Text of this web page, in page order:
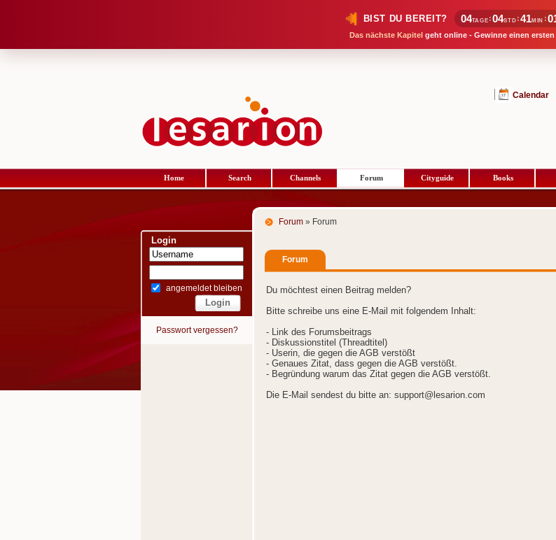
BIST DU BEREIT? 04TAGE :04STD :41MIN :
Das nächste Kapitel geht online - Gewinne einen
Calendar
Home Search Channels Forum Cityguide Books
Login
angemeldet bleiben
Passwort vergessen?
Forum » Forum
Forum
Du möchtest einen Beitrag melden?
Bitte schreibe uns eine E-Mail mit folgendem Inhalt:
- Link des Forumsbeitrags
- Diskussionstitel (Threadtitel)
- Userin, die gegen die AGB verstößt
- Genaues Zitat, dass gegen die AGB verstößt.
- Begründung warum das Zitat gegen die AGB verstößt.
Die E-Mail sendest du bitte an: support@lesarion.com